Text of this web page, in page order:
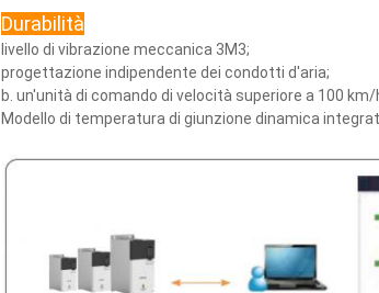
Durabilità
livello di vibrazione meccanica 3M3;
progettazione indipendente dei condotti d'aria;
b. un'unità di comando di velocità superiore a 100 km/
Modello di temperatura di giunzione dinamica